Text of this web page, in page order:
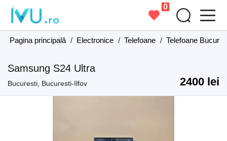
0
Pagina principală / Electronice / Telefoane / Telefoane
Samsung S24 Ultra
Bucuresti, Bucuresti-Ilfov 2400 lei